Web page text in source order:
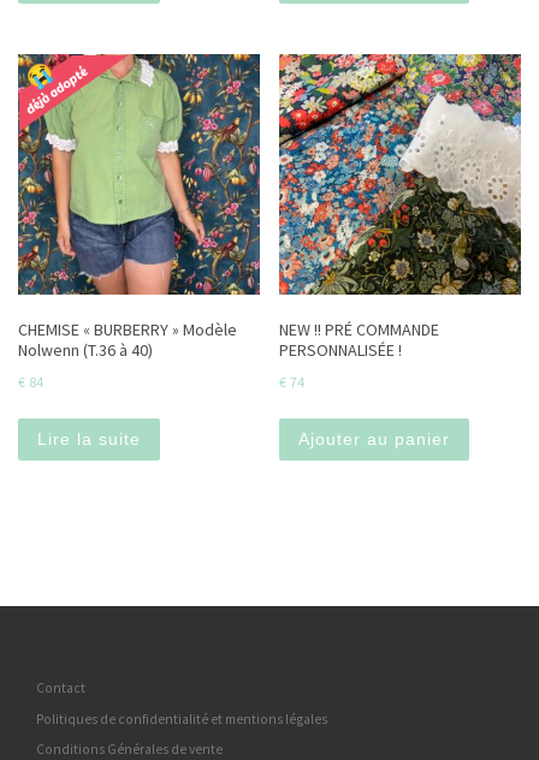
CHEMISE « BURBERRY » Modèle
Nolwenn (T.36 à 40)
€ 84
Lire la suite
NEW !! PRÉ COMMANDE
PERSONNALISÉE !
€ 74
Ajouter au panier
Contact
Politiques de confidentialité et mentions légales
Conditions Générales de vente